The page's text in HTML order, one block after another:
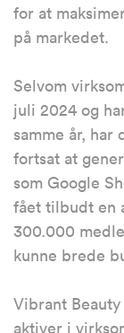
for at
på markedet.
Selvom
juli 2024 og
samme år,
fortsat at
som Google
fået tilbudt en
300.000
kunne brede
Vibrant
aktiver i